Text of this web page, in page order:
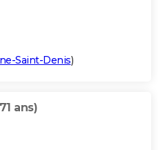
Saint-Denis)
ans)